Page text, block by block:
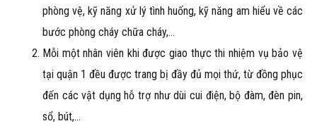
phòng vệ, kỹ năng xử lý tình huống, kỹ năng am hiểu về các
bước phòng cháy chữa cháy,…
Mỗi một nhân viên khi được giao thực thi nhiệm vụ bảo vệ
tại quận 1 đều được trang bị đầy đủ mọi thứ, từ đồng phục
đến các vật dụng hỗ trợ như dùi cui điện, bộ đàm, đèn pin,
sổ, bút,…